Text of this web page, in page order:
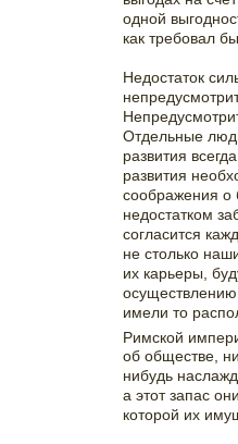
одной
как требовал
Недостаток
Отдельные
развития
развития
соображения о
недостатком
согласится
не столько
их карьеры,
имели то
Римской
об обществе,
нибудь
а этот запас
которой их